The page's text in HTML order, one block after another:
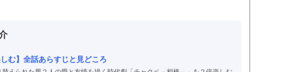
む】全話あらすじと見どころ